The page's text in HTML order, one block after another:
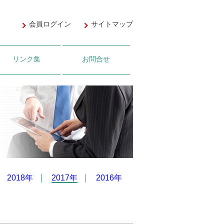
会員ログイン サイトマップ
リンク集 お問合せ
2018年 2017年 2016年